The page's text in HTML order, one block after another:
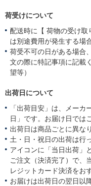
荷受けについて
配送時に【 荷物の受け
は別途費用が発生する場
荷受不可の日がある場合
文の際に特記事項に記載
望等）
出荷日について
「出荷目安」は、メー
日」です。お届け日では
出荷日は商品ごとに異な
土・日・祝日の出荷は行
アイコンに「当日出荷」
ご注文（決済完了）で、
レジットカード決済をお
お届けは出荷日の翌日以